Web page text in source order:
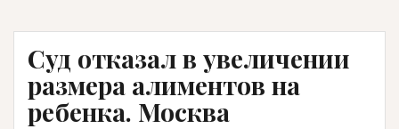
стандарты
разбираем
Верховном
Суде
Суд отказал в увеличении
размера алиментов на
ребенка. Москва